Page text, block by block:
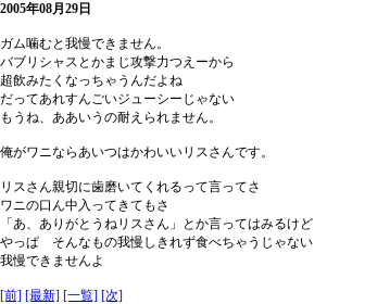
2005年08月29日
ガム噛むと我慢できません。
バブリシャスとかまじ攻撃力つえーから
超飲みたくなっちゃうんだよね
だってあれすんごいジューシーじゃない
もうね、ああいうの耐えられません。
俺がワニならあいつはかわいいリスさんです。
リスさん親切に歯磨いてくれるって言ってさ
ワニの口ん中入ってきてもさ
「あ、ありがとうねリスさん」とか言ってはみるけど
やっぱ そんなもの我慢しきれず食べちゃうじゃない
我慢できませんよ
[前] [最新] [一覧] [次]